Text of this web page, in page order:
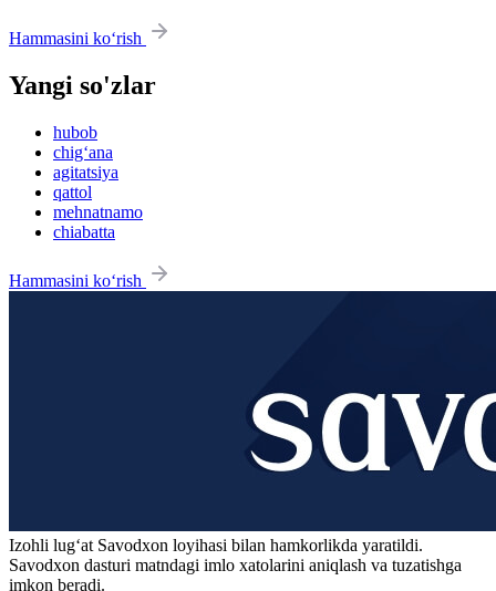
Hammasini ko‘rish
Yangi so'zlar
hubob
chig‘ana
agitatsiya
qattol
mehnatnamo
chiabatta
Hammasini ko‘rish
Izohli lugʻat Savodxon loyihasi bilan hamkorlikda yaratildi.
Savodxon dasturi matndagi imlo xatolarini aniqlash va tuzatishga
imkon beradi.